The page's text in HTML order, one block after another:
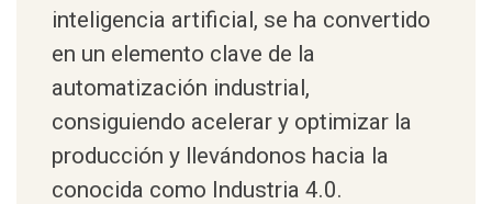
inteligencia artificial, se ha convertido
en un elemento clave de la
automatización industrial,
consiguiendo acelerar y optimizar la
producción y llevándonos hacia la
conocida como Industria 4.0.